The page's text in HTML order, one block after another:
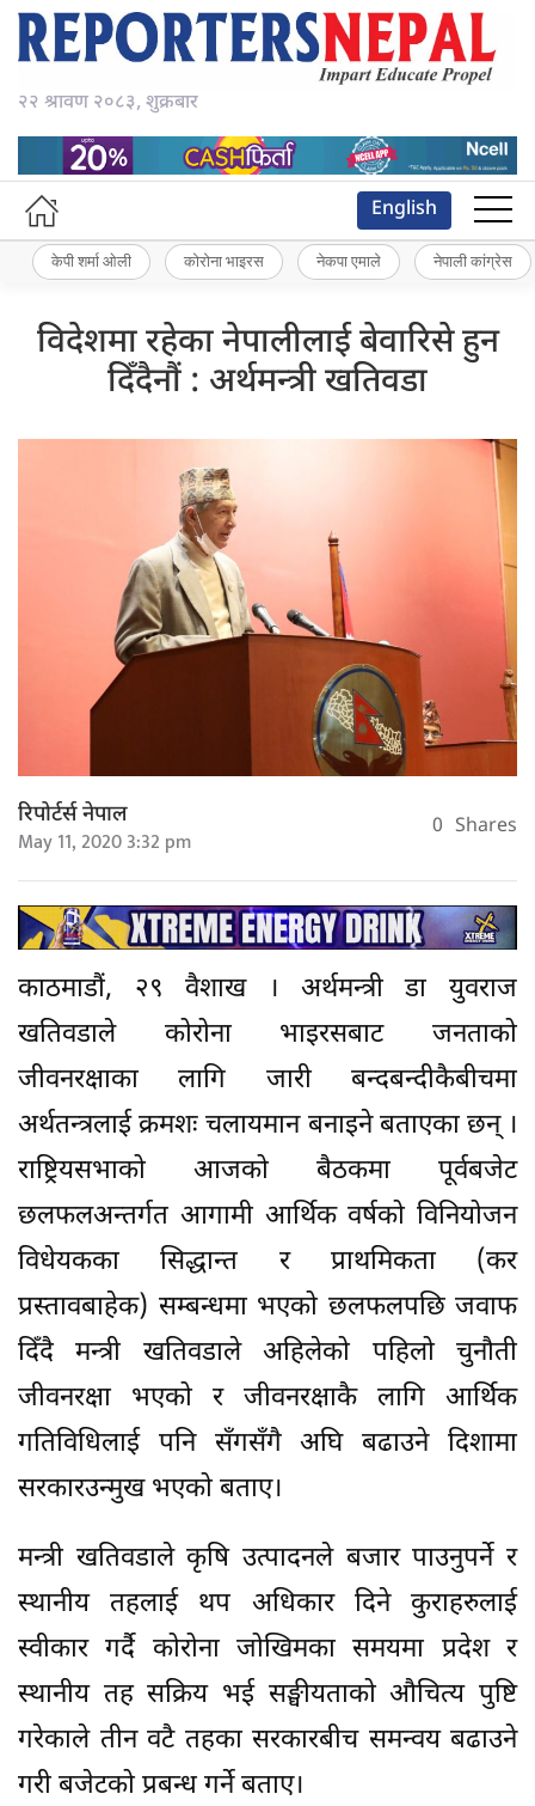
२२ श्रावण २०८३, शुक्रबार
English
केपी शर्मा ओली कोरोना भाइरस नेकपा एमाले नेपाली कांग्रेस
विदेशमा रहेका नेपालीलाई बेवारिसे हुन
दिँदैनौं : अर्थमन्त्री खतिवडा
रिपोर्टर्स नेपाल
May 11, 2020 3:32 pm 0 Shares
काठमाडौं, २९ वैशाख । अर्थमन्त्री डा युवराज
खतिवडाले कोरोना भाइरसबाट जनताको
जीवनरक्षाका लागि जारी बन्दबन्दीकैबीचमा
अर्थतन्त्रलाई क्रमशः चलायमान बनाइने बताएका छन् ।
राष्ट्रियसभाको आजको बैठकमा पूर्वबजेट
छलफलअन्तर्गत आगामी आर्थिक वर्षको विनियोजन
विधेयकका सिद्धान्त र प्राथमिकता (कर
प्रस्तावबाहेक) सम्बन्धमा भएको छलफलपछि जवाफ
दिँदै मन्त्री खतिवडाले अहिलेको पहिलो चुनौती
जीवनरक्षा भएको र जीवनरक्षाकै लागि आर्थिक
गतिविधिलाई पनि सँगसँगै अघि बढाउने दिशामा
सरकारउन्मुख भएको बताए।
मन्त्री खतिवडाले कृषि उत्पादनले बजार पाउनुपर्ने र
स्थानीय तहलाई थप अधिकार दिने कुराहरुलाई
स्वीकार गर्दै कोरोना जोखिमका समयमा प्रदेश र
स्थानीय तह सक्रिय भई सङ्घीयताको औचित्य पुष्टि
गरेकाले तीन वटै तहका सरकारबीच समन्वय बढाउने
गरी बजेटको प्रबन्ध गर्ने बताए।